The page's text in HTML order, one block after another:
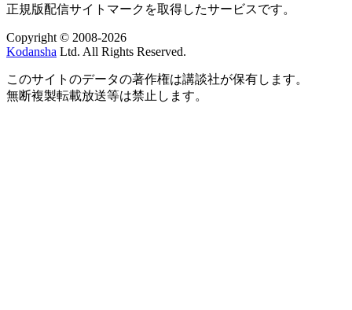
正規版配信サイトマークを取得したサービスです。
Copyright © 2008-2026
Kodansha Ltd. All Rights Reserved.
このサイトのデータの著作権は講談社が保有します。
無断複製転載放送等は禁止します。